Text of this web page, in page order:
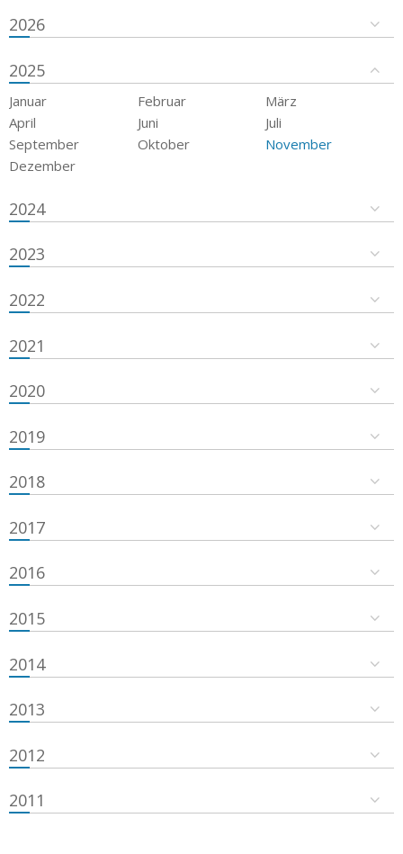
2026
2025
Januar Februar
März
April
Juni
Juli
September
Oktober
November
Dezember
2024
2023
2022
2021
2020
2019
2018
2017
2016
2015
2014
2013
2012
2011